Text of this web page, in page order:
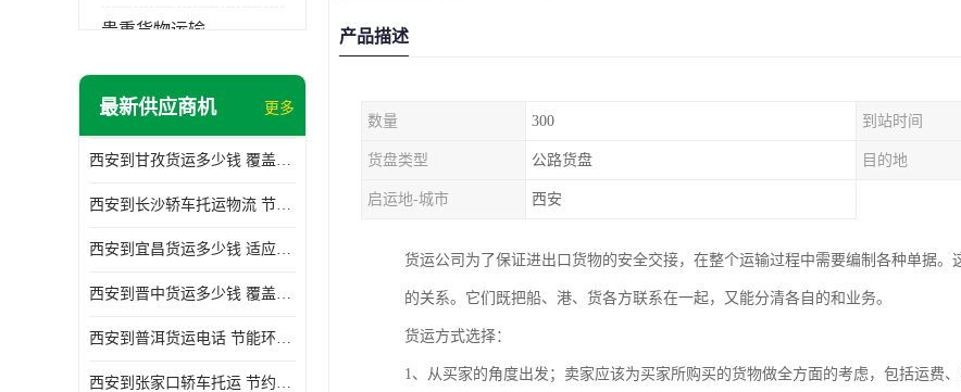
贵重货物运输
普通货物
危险品运输
最新供应商机 更多
西安到甘孜货运多少钱 覆盖面广 降低运输成本
西安到长沙轿车托运物流 节约时间 为客户节省大量时间和能源
西安到宜昌货运多少钱 适应能力强 降低运输成本
西安到晋中货运多少钱 覆盖面广 一站式运输
西安到普洱货运电话 节能环保 灵活性高 持续性长
西安到张家口轿车托运 节约时间 随时查询车辆时实位置
产品描述
数量 300 到站时间
货盘类型 公路货盘 目的地
启运地-城市 西安
货运公司为了保证进出口货物的安全交接，在整个运输过程中需要编制各种单据
的关系。它们既把船、港、货各方联系在一起，又能分清各自的和业务。
货运方式选择：
1、从买家的角度出发；卖家应该为买家所购买的货物做全方面的考虑，包括运费